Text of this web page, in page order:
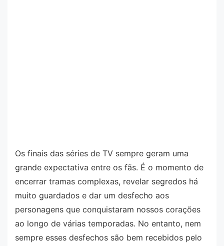
Os finais das séries de TV sempre geram uma
grande expectativa entre os fãs. É o momento de
encerrar tramas complexas, revelar segredos há
muito guardados e dar um desfecho aos
personagens que conquistaram nossos corações
ao longo de várias temporadas. No entanto, nem
sempre esses desfechos são bem recebidos pelo